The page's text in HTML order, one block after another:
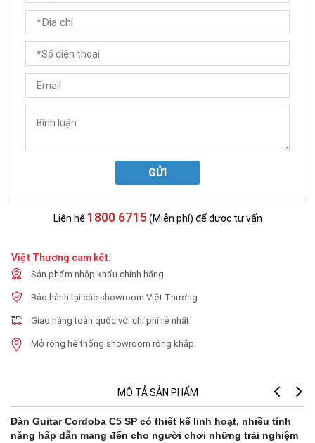
GỬI
Liên hệ 1800 6715 (Miễn phí) để được tư vấn
Việt Thương cam kết:
Sản phẩm nhập khẩu chính hãng
Bảo hành tại các showroom Việt Thương
Giao hàng toàn quốc với chi phí rẻ nhất
Mở rộng hệ thống showroom rộng khắp.
MÔ TẢ SẢN PHẨM
Đàn Guitar Cordoba C5 SP có thiết kế linh hoạt, nhiều tính
năng hấp dẫn mang đến cho người chơi những trải nghiệm